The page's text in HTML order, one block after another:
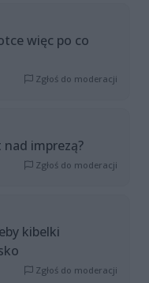
więc po co
Zgłoś do moderacji
imprezą?
Zgłoś do moderacji
kibelki
Zgłoś do moderacji